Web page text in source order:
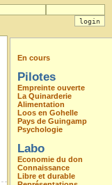
En cours
Pilotes
Empreinte ouverte
La Quinarderie
Alimentation
Loos en Gohelle
Pays de Guingamp
Psychologie
Labo
Economie du don
Connaissance
Libre et durable